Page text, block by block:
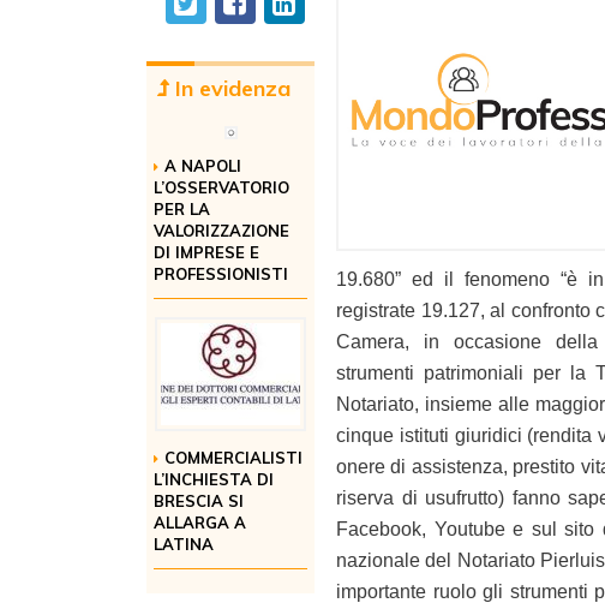
In evidenza
A NAPOLI
L’OSSERVATORIO
PER LA
VALORIZZAZIONE
DI IMPRESE E
PROFESSIONISTI
COMMERCIALISTI
L’INCHIESTA DI
BRESCIA SI
ALLARGA A
LATINA
19.680” ed il fenomeno “è
registrate 19.127, al confronto
Camera, in occasione
strumenti patrimoniali per la
Notariato, insieme alle
cinque istituti giuridici (rendita
onere di assistenza, prestito
riserva di usufrutto) fanno
Facebook, Youtube e sul
nazionale del Notariato
importante ruolo gli strumenti